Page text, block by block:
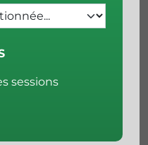
sessions